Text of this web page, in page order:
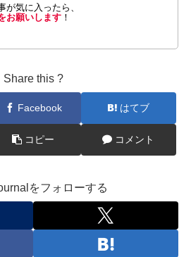
が気に入ったら、
お願いします ！
Share this ?
Facebook はてブ
コピー コメント
をフォローする